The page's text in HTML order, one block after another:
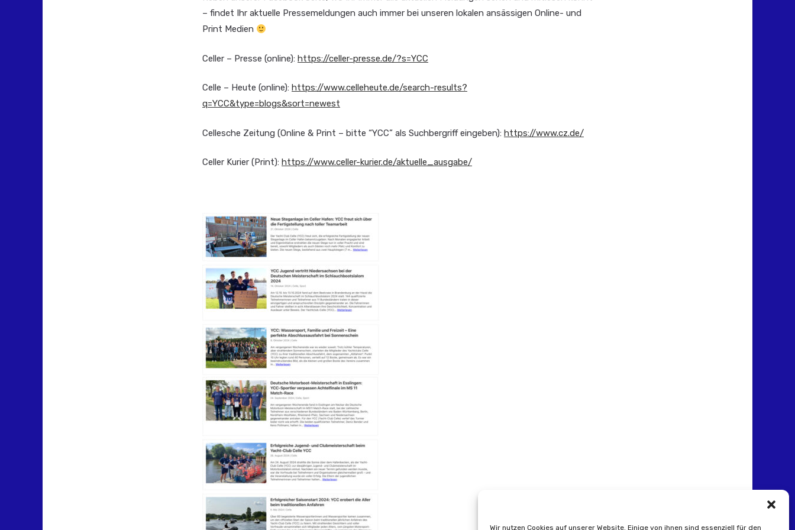
Wir nutzen Cookies auf unserer Website. Einige von ihnen sind essenziell für den
– findet Ihr aktuelle Pressemeldungen auch immer bei unseren lokalen ansässigen Online- und
Print Medien
Celler – Presse (online): https://celler-presse.de/?s=YCC
Celle – Heute (online): https://www.celleheute.de/search-results?
q=YCC&type=blogs&sort=newest
Cellesche Zeitung (Online & Print – bitte “YCC” als Suchbergriff eingeben): https://www.cz.de/
Celler Kurier (Print): https://www.celler-kurier.de/aktuelle_ausgabe/